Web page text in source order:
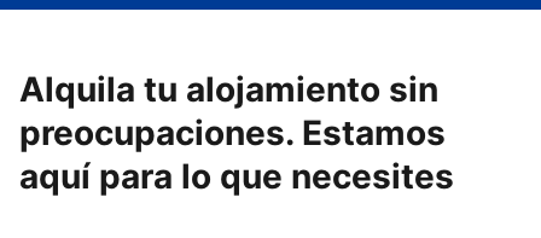
Alquila tu alojamiento sin
preocupaciones. Estamos
aquí para lo que necesites